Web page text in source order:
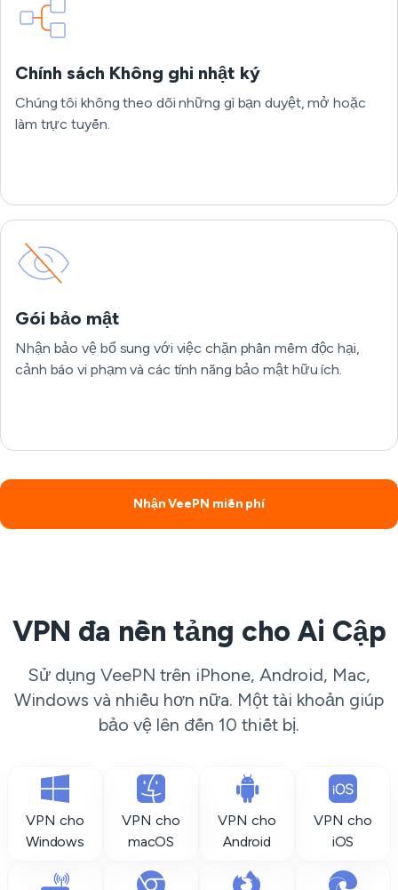
Chính sách Không ghi nhật ký
Chúng tôi không theo dõi những gì bạn duyệt, mở hoặc
làm trực tuyến.
Gói bảo mật
Nhận bảo vệ bổ sung với việc chặn phần mềm độc hại,
cảnh báo vi phạm và các tính năng bảo mật hữu ích.
Nhận VeePN miễn phí
VPN đa nền tảng cho Ai Cập
Sử dụng VeePN trên iPhone, Android, Mac,
Windows và nhiều hơn nữa. Một tài khoản giúp
bảo vệ lên đến 10 thiết bị.
VPN cho
Windows
VPN cho
macOS
VPN cho
Android
VPN cho
iOS